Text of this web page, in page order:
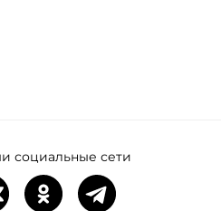
социальные сети